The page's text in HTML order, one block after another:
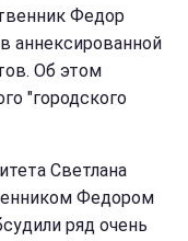
Федор
аннексированной
Об этом
"городского
Светлана
Федором
ряд очень